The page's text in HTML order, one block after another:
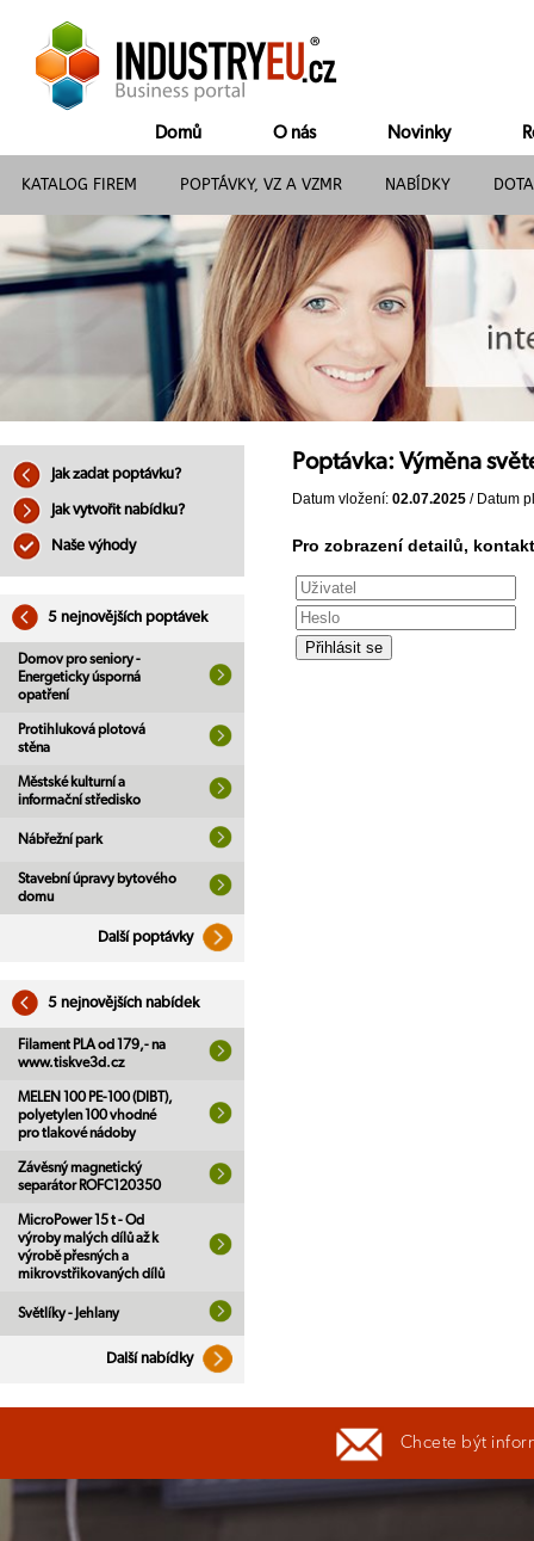
Domů O nás Novinky
KATALOG FIREM POPTÁVKY, VZ A VZMR NABÍDKY
Jak zadat poptávku?
Jak vytvořit nabídku?
Naše výhody
5 nejnovějších poptávek
Domov pro seniory -
Energeticky úsporná
opatření
Protihluková plotová
stěna
Městské kulturní a
informační středisko
Nábřežní park
Stavební úpravy bytového
domu
Další poptávky
5 nejnovějších nabídek
Filament PLA od 179,- na
www.tiskve3d.cz
MELEN 100 PE-100 (DIBT),
polyetylen 100 vhodné
pro tlakové nádoby
Závěsný magnetický
separátor ROFC120350
MicroPower 15 t - Od
výroby malých dílů až k
výrobě přesných a
mikrovstřikovaných dílů
Světlíky - Jehlany
Další nabídky
Poptávka: Výměna
Datum vložení: 02.07.2025 / Datum
Pro zobrazení detailů,
Chcete být